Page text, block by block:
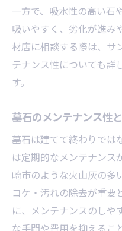
一方で、吸水性の高い石
吸いやすく、劣化が進み
材店に相談する際は、サ
テナンス性についても詳
す。
墓石のメンテナンス性
墓石は建てて終わりでは
は定期的なメンテナンス
崎市のような火山灰の多
コケ・汚れの除去が重要
に、メンテナンスのしや
な手間や費用を抑えるこ